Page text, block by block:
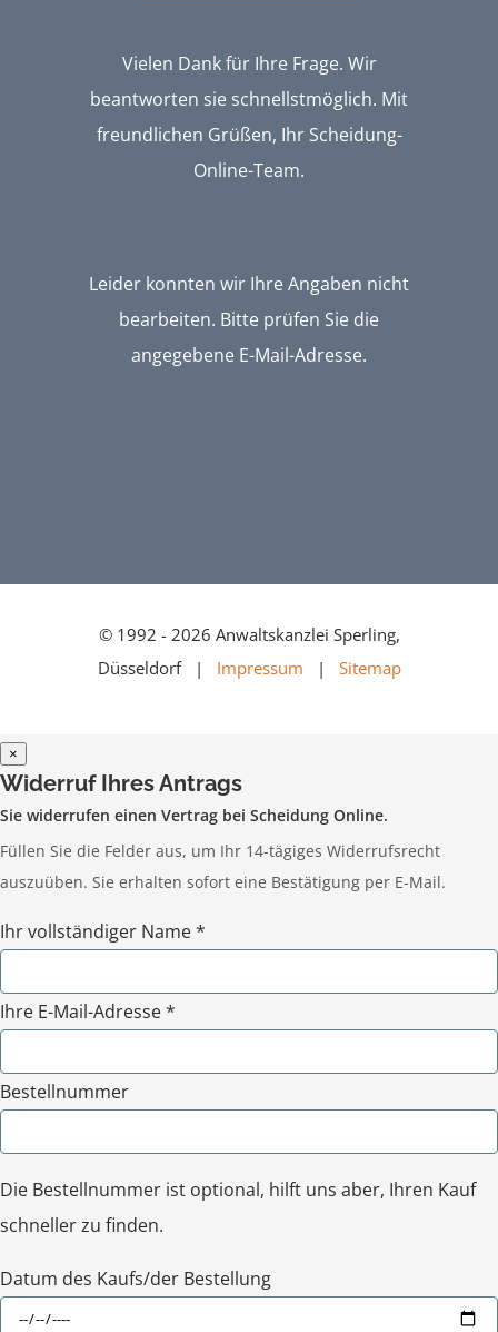
Vielen Dank für Ihre Frage. Wir
beantworten sie schnellstmöglich. Mit
freundlichen Grüßen, Ihr Scheidung-
Online-Team.
Leider konnten wir Ihre Angaben nicht
bearbeiten. Bitte prüfen Sie die
angegebene E-Mail-Adresse.
© 1992 - 2026 Anwaltskanzlei Sperling,
Düsseldorf | Impressum | Sitemap
×
Widerruf Ihres Antrags
Sie widerrufen einen Vertrag bei Scheidung Online.
Füllen Sie die Felder aus, um Ihr 14-tägiges Widerrufsrecht
auszuüben. Sie erhalten sofort eine Bestätigung per E-Mail.
Ihr vollständiger Name *
Ihre E-Mail-Adresse *
Bestellnummer
Die Bestellnummer ist optional, hilft uns aber, Ihren Kauf
schneller zu finden.
Datum des Kaufs/der Bestellung